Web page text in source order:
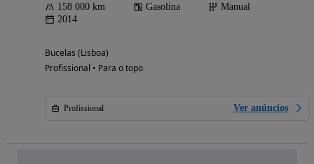
158 000 km Gasolina
Manual
2014
Bucelas (Lisboa)
Profissional • Para o topo
Profissional Ver anúncios